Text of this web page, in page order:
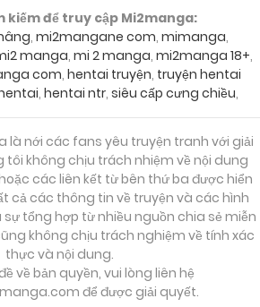
kiếm để truy cập Mi2manga:
, mi2mangane com, mimanga,
manga, mi 2 manga, mi2manga 18+,
com, hentai truyện, truyện hentai
, hentai ntr, siêu cấp cưng chiều,
là nới các fans yêu truyện tranh với giải
tôi không chịu trách nhiệm về nội dung
các liên kết từ bên thứ ba được hiển
cả các thông tin về truyện và các hình
tổng hợp từ nhiều nguồn chia sẻ miễn
không chịu trách nghiệm về tính xác
thực và nội dung.
về bản quyền, vui lòng liên hệ
để được giải quyết.